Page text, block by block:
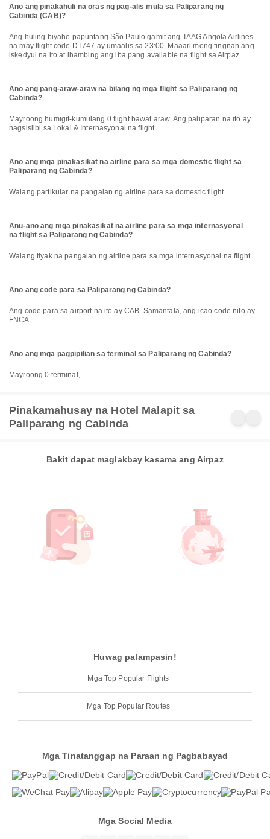
Ano ang pinakahuli na oras ng pag-alis mula sa Paliparang ng
Cabinda (CAB)?
Ang huling biyahe papuntang São Paulo gamit ang TAAG Angola Airlines
na may flight code DT747 ay umaalis sa 23:00. Maaari mong tingnan ang
iskedyul na ito at ihambing ang iba pang available na flight sa Airpaz.
Ano ang pang-araw-araw na bilang ng mga flight sa Paliparang ng
Cabinda?
Mayroong humigit-kumulang 0 flight bawat araw. Ang paliparan na ito ay
nagsisilbi sa Lokal & Internasyonal na flight.
Ano ang mga pinakasikat na airline para sa mga domestic flight sa
Paliparang ng Cabinda?
Walang partikular na pangalan ng airline para sa domestic flight.
Anu-ano ang mga pinakasikat na airline para sa mga internasyonal
na flight sa Paliparang ng Cabinda?
Walang tiyak na pangalan ng airline para sa mga internasyonal na flight.
Ano ang code para sa Paliparang ng Cabinda?
Ang code para sa airport na ito ay CAB. Samantala, ang icao code nito ay
FNCA.
Ano ang mga pagpipilian sa terminal sa Paliparang ng Cabinda?
Mayroong 0 terminal,
Pinakamahusay na Hotel Malapit sa
Paliparang ng Cabinda
Bakit dapat maglakbay kasama ang Airpaz
Huwag palampasin!
Mga Top Popular Flights
Mga Top Popular Routes
Mga Tinatanggap na Paraan ng Pagbabayad
Mga Social Media